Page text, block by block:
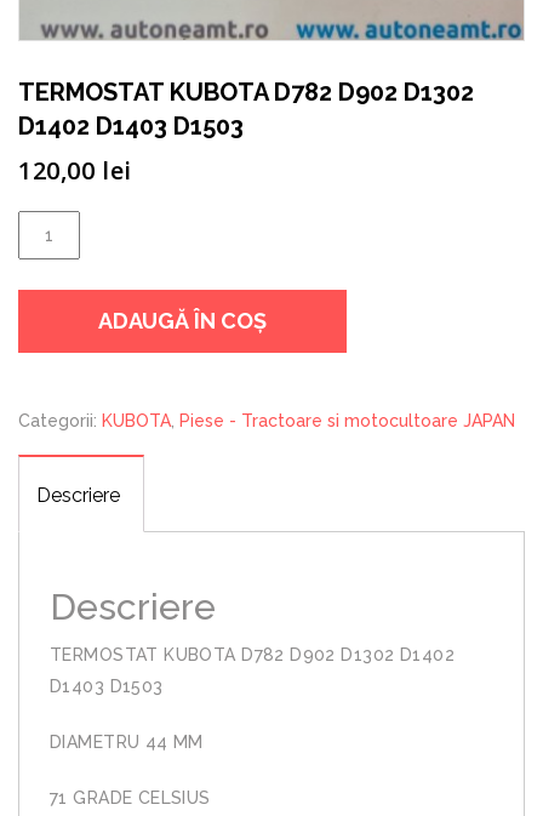
TERMOSTAT KUBOTA D782 D902 D1302
D1402 D1403 D1503
120,00 lei
TERMOSTAT
KUBOTA
D902
D1402
ADAUGĂ ÎN COȘ
Categorii: KUBOTA Piese - Tractoare si motocultoare JAPAN
Descriere
Descriere
TERMOSTAT KUBOTA D782 D902 D1302 D1402
D1403 D1503
DIAMETRU 44 MM
71 GRADE CELSIUS